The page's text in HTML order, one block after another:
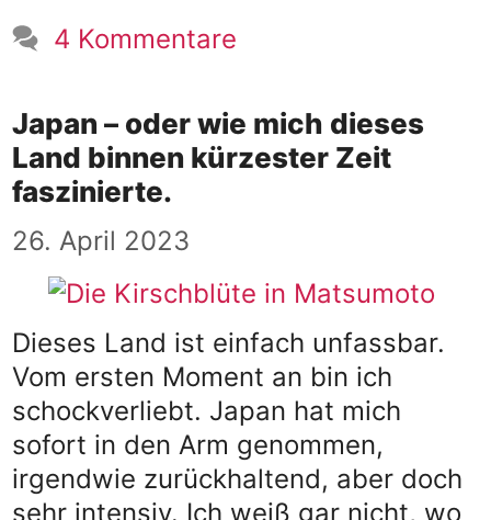
4 Kommentare
Japan – oder wie mich dieses
Land binnen kürzester Zeit
faszinierte.
26. April 2023
Dieses Land ist einfach unfassbar.
Vom ersten Moment an bin ich
schockverliebt. Japan hat mich
sofort in den Arm genommen,
irgendwie zurückhaltend, aber doch
sehr intensiv. Ich weiß gar nicht, wo